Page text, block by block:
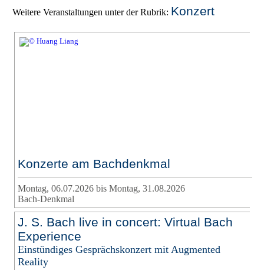
Weitere Veranstaltungen unter der Rubrik: Konzert
Konzerte am Bachdenkmal
Montag, 06.07.2026 bis Montag, 31.08.2026
Bach-Denkmal
J. S. Bach live in concert: Virtual Bach
Experience
Einstündiges Gesprächskonzert mit Augmented
Reality